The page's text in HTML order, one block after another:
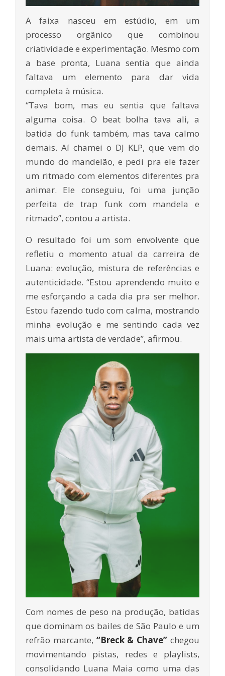
A faixa nasceu em estúdio, em um
processo orgânico que combinou
criatividade e experimentação. Mesmo com
a base pronta, Luana sentia que ainda
faltava um elemento para dar vida
completa à música.
“Tava bom, mas eu sentia que faltava
alguma coisa. O beat bolha tava ali, a
batida do funk também, mas tava calmo
demais. Aí chamei o DJ KLP, que vem do
mundo do mandelão, e pedi pra ele fazer
um ritmado com elementos diferentes pra
animar. Ele conseguiu, foi uma junção
perfeita de trap funk com mandela e
ritmado”, contou a artista.
O resultado foi um som envolvente que
refletiu o momento atual da carreira de
Luana: evolução, mistura de referências e
autenticidade. “Estou aprendendo muito e
me esforçando a cada dia pra ser melhor.
Estou fazendo tudo com calma, mostrando
minha evolução e me sentindo cada vez
mais uma artista de verdade”, afirmou.
Com nomes de peso na produção, batidas
que dominam os bailes de São Paulo e um
refrão marcante, “Breck & Chave” chegou
movimentando pistas, redes e playlists,
consolidando Luana Maia como uma das